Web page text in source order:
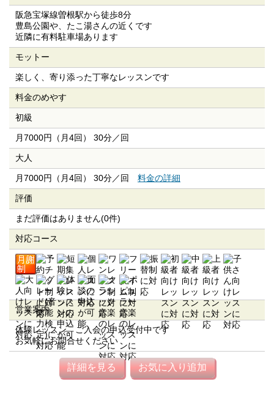
阪急宝塚線曽根駅から徒歩8分
豊島公園や、たこ湯さんの近くです
近隣に有料駐車場あります
モットー
楽しく、寄り添った丁寧なレッスンです
料金のめやす
初級
月7000円（月4回） 30分／回
大人
月7000円（月4回） 30分／回 料金の詳細
評価
まだ評価はありません(0件)
対応コース
営業案内
体験レッスン、ご入会の申込受付中です
お気軽にお問合せください
詳細を見る お気に入り追加